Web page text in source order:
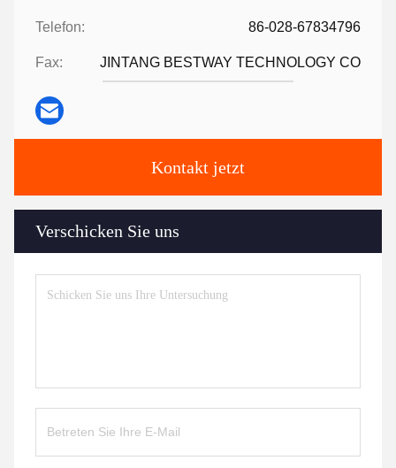
Telefon: 86-028-67834796
Fax: JINTANG BESTWAY TECHNOLOGY CO
Kontakt jetzt
Verschicken Sie uns